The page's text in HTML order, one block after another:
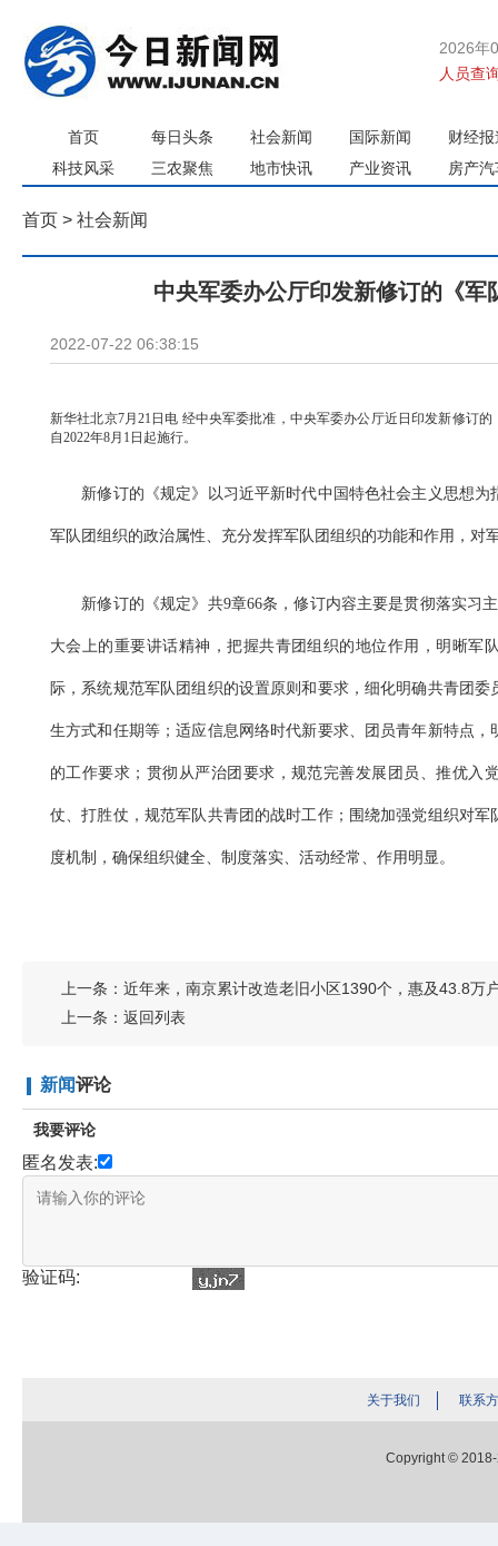
2026年
人员查
首页 每日头条 社会新闻 国际新闻
财经报
科技风采
三农聚焦 地市快讯 产业资讯 房产汽
首页 > 社会新闻
中央军委办公厅印发新修订的《军
2022-07-22 06:38:15
新华社北京7月21日电 经中央军委批准，中央军委办公厅近日印发新修订
自2022年8月1日起施行。
新修订的《规定》以习近平新时代中国特色社会主义思想为
军队团组织的政治属性、充分发挥军队团组织的功能和作用，对
新修订的《规定》共9章66条，修订内容主要是贯彻落实习
大会上的重要讲话精神，把握共青团组织的地位作用，明晰军
际，系统规范军队团组织的设置原则和要求，细化明确共青团
生方式和任期等；适应信息网络时代新要求、团员青年新特点
的工作要求；贯彻从严治团要求，规范完善发展团员、推优入
仗、打胜仗，规范军队共青团的战时工作；围绕加强党组织对
度机制，确保组织健全、制度落实、活动经常、作用明显。
上一条： 近年来，南京累计改造老旧小区1390个，惠及43.8
上一条： 返回列表
新闻评论
我要评论
匿名发表:
验证码:
关于我们 联系
Copyright ©